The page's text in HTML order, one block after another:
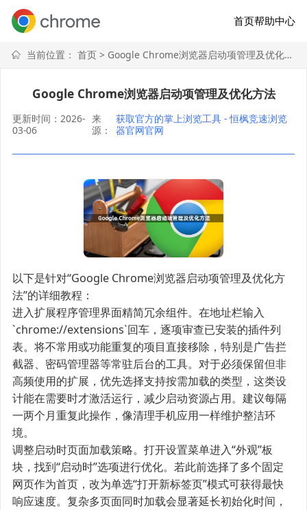
首页帮助中心
当前位置： 首页> Google Chrome浏览器启动项管理及优化方法
Google Chrome浏览器启动项管理及优化方法
更新时间：2026-
03-06
来
源：
获取官方的掌上浏览工具 - 恒枫竞速浏览
器官网官网
以下是针对“Google Chrome浏览器启动项管理及优化方
法”的详细教程：
进入扩展程序管理界面精简冗余组件。在地址栏输入
`chrome://extensions`回车，逐项审查已安装的插件列
表。将不常用或功能重复的项目直接移除，特别是广告拦
截器、密码管理器等常驻后台的工具。对于必须保留但非
高频使用的扩展，优先选择支持按需加载的类型，这类设
计能在需要时才激活运行，减少启动资源占用。建议每隔
一两个月重复此操作，像清理手机应用一样维护整洁环
境。
调整启动时页面加载策略。打开设置菜单进入“外观”板
块，找到“启动时”选项进行优化。若此前选择了多个固定
网页作为首页，改为单选“打开新标签页”模式可获得最快
响应速度。复杂多页面同时加载会显著延长初始化时间，